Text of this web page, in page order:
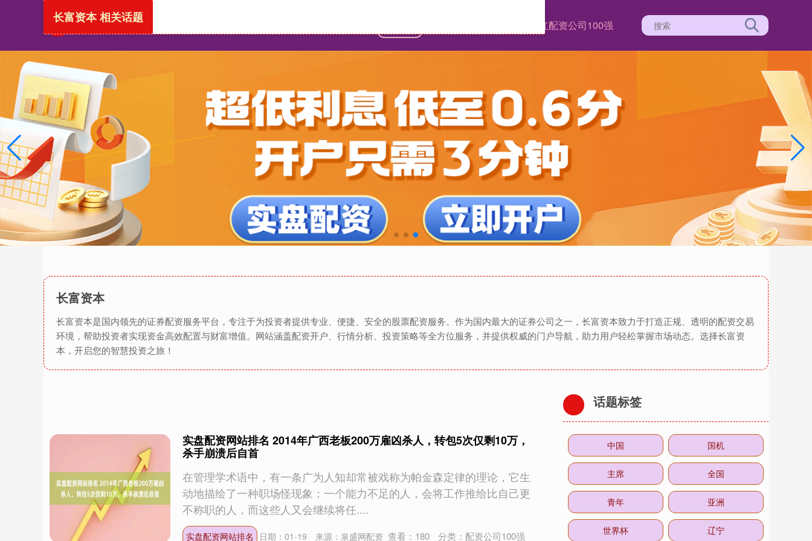
在线股票配资分红配资公司100强
长富资本
长富资本是国内领先的证券配资服务平台，专注于为投资者提供专业、便捷、安全的股票配资服务。作为国内最大的证券公司之一，长富资本致力于打造正规、透明的配资交易
环境，帮助投资者实现资金高效配置与财富增值。网站涵盖配资开户、行情分析、投资策略等全方位服务，并提供权威的门户导航，助力用户轻松掌握市场动态。选择长富资
本，开启您的智慧投资之旅！
长富资本 相关话题
实盘配资网站排名 2014年广西老板200万雇凶杀人，转包5次仅剩10万，
杀手崩溃后自首
在管理学术语中，有一条广为人知却常被戏称为帕金森定律的理论，它生
动地描绘了一种职场怪现象：一个能力不足的人，会将工作推给比自己更
不称职的人，而这些人又会继续将任....
实盘配资网站排名 日期：01-19 来源：泉盛网配资 查看： 180 分类： 配资公司100强
话题标签
中国 国机
主席 全国
青年 亚洲
世界杯 辽宁